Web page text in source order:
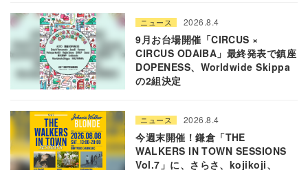
ニュース 2026.8.4
9月お台場開催「CIRCUS ×
CIRCUS ODAIBA」最終発表で鎮座
DOPENESS、Worldwide Skippa
の2組決定
ニュース 2026.8.4
今週末開催！鎌倉「THE
WALKERS IN TOWN SESSIONS
Vol.7」に、さらさ、kojikoji、